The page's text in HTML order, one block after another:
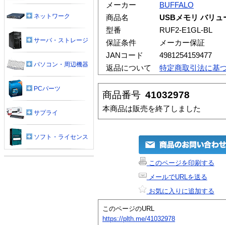
メーカー
BUFFALO
商品名
USBメモリ バリュ
型番
RUF2-E1GL-BL
保証条件
メーカー保証
JANコード
4981254159477
返品について
特定商取引法に基
商品番号 41032978
本商品は販売を終了しました
このページを印刷する
メールでURLを送る
お気に入りに追加する
このページのURL
https://plth.me/41032978
ネットワーク
サーバ・ストレージ
パソコン・周辺機器
PCパーツ
サプライ
ソフト・ライセンス